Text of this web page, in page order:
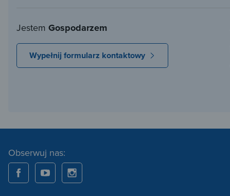
Jestem Gospodarzem
Wypełnij formularz kontaktowy
Obserwuj nas: